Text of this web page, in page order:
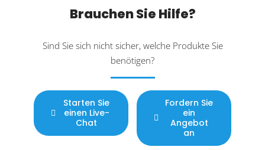
Brauchen Sie Hilfe?
Sind Sie sich nicht sicher, welche Produkte Sie
benötigen?
Starten Sie
einen Live-
Chat
Fordern Sie
ein
Angebot
an